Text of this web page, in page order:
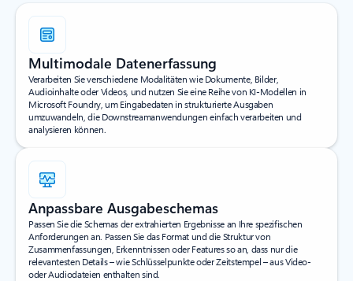
Multimodale Datenerfassung
Verarbeiten Sie verschiedene Modalitäten wie Dokumente, Bilder,
Audioinhalte oder Videos, und nutzen Sie eine Reihe von KI-Modellen in
Microsoft Foundry, um Eingabedaten in strukturierte Ausgaben
umzuwandeln, die Downstreamanwendungen einfach verarbeiten und
analysieren können.
Anpassbare Ausgabeschemas
Passen Sie die Schemas der extrahierten Ergebnisse an Ihre spezifischen
Anforderungen an. Passen Sie das Format und die Struktur von
Zusammenfassungen, Erkenntnissen oder Features so an, dass nur die
relevantesten Details – wie Schlüsselpunkte oder Zeitstempel – aus Video-
oder Audiodateien enthalten sind.